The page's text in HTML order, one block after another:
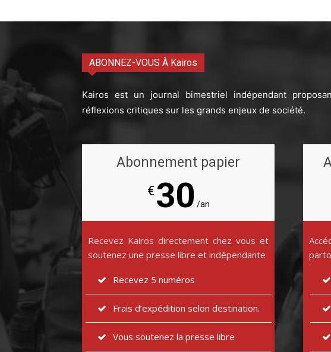
ABONNEZ-VOUS À Kairos
Kairos est un journal bimestriel indépendant
réflexions critiques sur les grands enjeux de société.
Abonnement papier
€30 /an
Recevez Kairos directement chez vous et
soutenez une presse libre et indépendante
Recevez 5 numéros
Frais d’expédition selon destination.
Vous soutenez la presse libre